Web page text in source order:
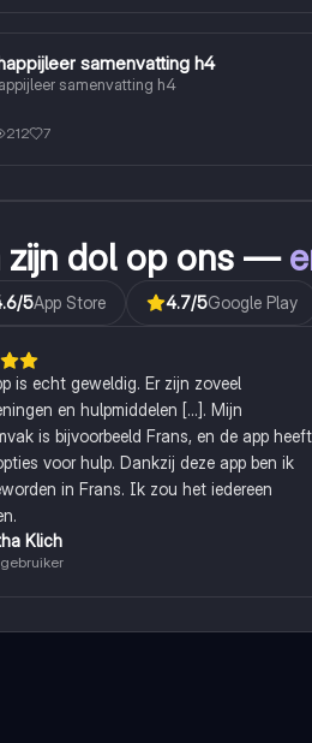
samenvatting h4
samenvatting h4
212 7
zijn dol op ons —
/5App Store 4.7/5Google Play
is echt geweldig. Er zijn zoveel
en hulpmiddelen [...]. Mijn
is bijvoorbeeld Frans, en de app heeft
voor hulp. Dankzij deze app ben ik
in Frans. Ik zou het iedereen
Klich